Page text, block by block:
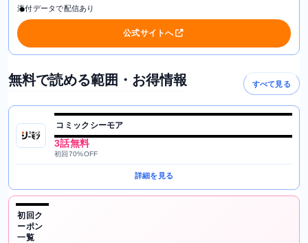
添付データで配信あり
公式サイトへ
無料で読める範囲・お得情報 すべて見る
コミックシーモア
3話無料
初回70%OFF
詳細を見る
初回ク
ーポン
一覧